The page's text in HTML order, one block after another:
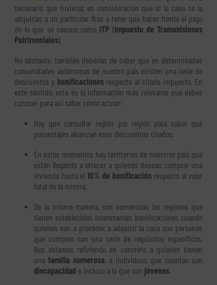
necesario que tuvieras en consideración que si la casa se la
adquirías a un particular ibas a tener que hacer frente al pago
de lo que se conoce como ITP (Impuesto de Transmisiones
Patrimoniales).
No obstante, también deberías de saber que en determinadas
comunidades autónomas de nuestro país existen una serie de
descuentos y bonificaciones respecto al citado impuesto. En
este sentido, esta es la información más relevante que debes
conocer para así saber cómo actuar:
Hay que consultar región por región para saber qué
porcentajes alcanzan esos descuentos citados.
En estos momentos hay territorios de nuestros país que
están llegando a ofrecer a quienes desean comprar una
vivienda hasta el 10% de bonificación respecto al valor
total de la misma.
De la misma manera, son numerosas las regiones que
tienen establecidos interesantes bonificaciones cuando
quienes van a proceder a adquirir la casa son personas
que cumplen con una serie de requisitos específicos.
Nos estamos refiriendo en concreto a quienes tienen
unafamilia numerosa, a individuos que cuentan con
discapacidad e incluso a lo que son jóvenes.